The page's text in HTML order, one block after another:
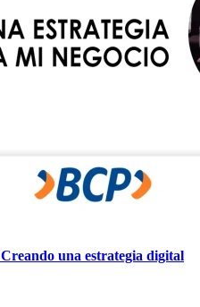
una estrategia digital